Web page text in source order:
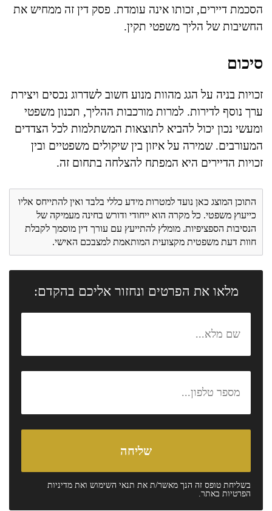
הסכמת דיירים, זכותו אינה עומדת. פסק דין זה ממחיש את
החשיבות של הליך משפטי תקין.
סיכום
זכויות בניה על הגג מהוות מנוע חשוב לשדרוג נכסים ויצירת
ערך נוסף לדירות. למרות מורכבות ההליך, תכנון משפטי
ומעשי נכון יכול להביא לתוצאות המשתלמות לכל הצדדים
המעורבים. שמירה על איזון בין שיקולים משפטיים ובין
זכויות הדיירים היא המפתח להצלחה בתחום זה.
התוכן המוצג כאן נועד למטרות מידע כללי בלבד ואין להתייחס אליו
כייעוץ משפטי. כל מקרה הוא ייחודי ודורש בחינה מעמיקה של
הנסיבות הספציפיות. מומלץ להתייעץ עם עורך דין מוסמך לקבלת
חוות דעת משפטית מקצועית המותאמת למצבכם האישי.
מלאו את הפרטים ונחזור אליכם בהקדם:
בשליחת טופס זה הנך מאשר/ת את תנאי השימוש ואת מדיניות
הפרטיות באתר.